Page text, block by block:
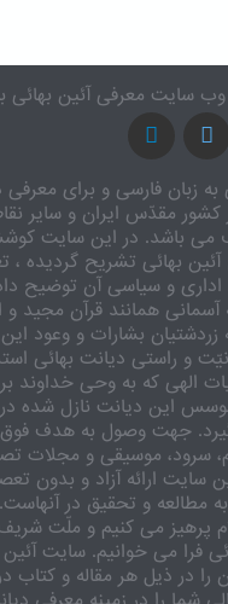
زبان فارسی و برای معرفی
کشور مقدّس ایران و سایر
می باشد. در این سایت
بهائی تشریح گردیده ،
اداری و سیاسی آن توضیح
آسمانی همانند قرآن مجید و
بشارات و وعود
و راستی دیانت بهائی
الهی که به وحی خداوند
این دیانت نازل شده
گیرد. جهت وصول به هدف فوق
سرود، موسیقی و مجلات
سایت ارائه آزاد و بدون
مطالعه و تحقیق در
پرهیز می کنیم و ملّت شریف
فرا می خوانیم. سایت آئین
در ذیل هر مقاله و کتاب